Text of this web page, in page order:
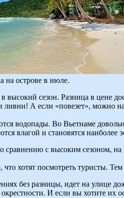
на острове в июле.
высокий сезон. Разница в цене
А если «повезет», можно
водопады. Во Вьетнаме
влагой и становятся наиболее
с высоким сезоном, на
хотят посмотреть туристы.
без разницы, идет на улице
И если вы хотите их